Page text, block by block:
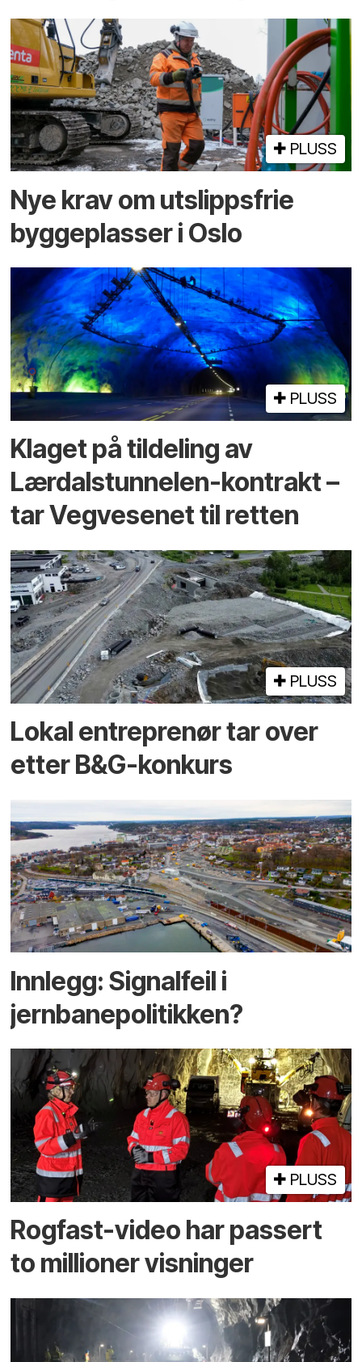
PLUSS
Nye krav om utslippsfrie
byggeplasser i Oslo
PLUSS
Klaget på tildeling av
Lærdalstunnelen-kontrakt –
tar Vegvesenet til retten
PLUSS
Lokal entreprenør tar over
etter B&G-konkurs
Innlegg: Signalfeil i
jernbanepolitikken?
PLUSS
Rogfast-video har passert
to millioner visninger